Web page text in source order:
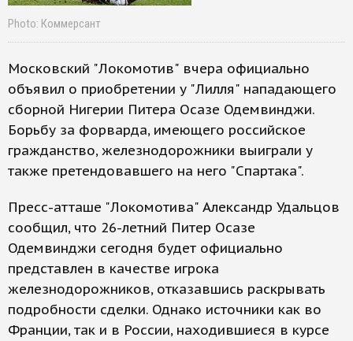
Photo: Коммерсант
Московский "Локомотив" вчера официально
объявил о приобретении у "Лилля" нападающего
сборной Нигерии Питера Осазе Одемвинджи.
Борьбу за форварда, имеющего российское
гражданство, железнодорожники выиграли у
также претендовавшего на него "Спартака".
Пресс-атташе "Локомотива" Александр Удальцов
сообщил, что 26-летний Питер Осазе
Одемвинджи сегодня будет официально
представлен в качестве игрока
железнодорожников, отказавшись раскрывать
подробности сделки. Однако источники как во
Франции, так и в России, находившиеся в курсе